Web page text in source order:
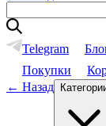
Telegram
Покупки
← Назад